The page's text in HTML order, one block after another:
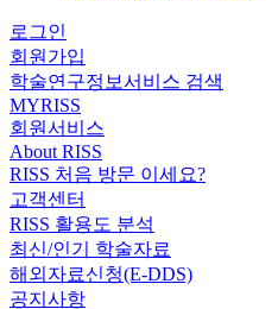
로그인
회원가입
학술연구정보서비스 검색
MYRISS
회원서비스
About RISS
RISS 처음 방문 이세요?
고객센터
RISS 활용도 분석
최신/인기 학술자료
해외자료신청(E-DDS)
공지사항